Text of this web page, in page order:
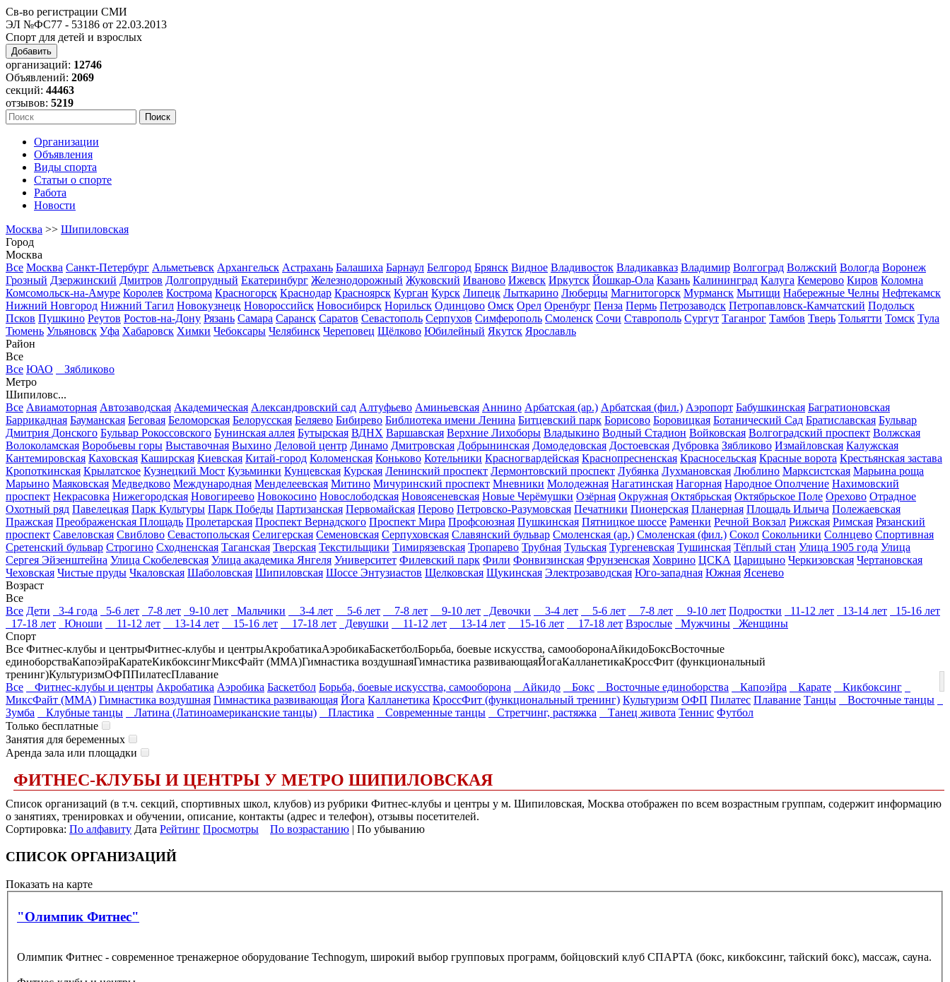
Св-во регистрации СМИ
ЭЛ №ФС77 - 53186 от 22.03.2013
Спорт для детей и взрослых
Добавить
организаций: 12746
Объявлений: 2069
секций: 44463
отзывов: 5219
Организации
Объявления
Виды спорта
Статьи о спорте
Работа
Новости
Москва >> Шипиловская
Город
Москва
Все Москва Санкт-Петербург Альметьевск Архангельск Астрахань Балашиха Барнаул Белгород Брянск Видное Владивосток Владикавказ Владимир Волгоград Волжский Вологда Воронеж
Грозный Дзержинский Дмитров Долгопрудный Екатеринбург Железнодорожный Жуковский Иваново Ижевск Иркутск Йошкар-Ола Казань Калининград Калуга Кемерово Киров Коломна
Комсомольск-на-Амуре Королев Кострома Красногорск Краснодар Красноярск Курган Курск Липецк Лыткарино Люберцы Магнитогорск Мурманск Мытищи Набережные Челны Нефтекамск
Нижний Новгород Нижний Тагил Новокузнецк Новороссийск Новосибирск Норильск Одинцово Омск Орел Оренбург Пенза Пермь Петрозаводск Петропавловск-Камчатский Подольск
Псков Пушкино Реутов Ростов-на-Дону Рязань Самара Саранск Саратов Севастополь Серпухов Симферополь Смоленск Сочи Ставрополь Сургут Таганрог Тамбов Тверь Тольятти Томск Тула
Тюмень Ульяновск Уфа Хабаровск Химки Чебоксары Челябинск Череповец Щёлково Юбилейный Якутск Ярославль
Район
Все
Все ЮАО
Зябликово
Метро
Шипиловс...
Все Авиамоторная Автозаводская Академическая Александровский сад Алтуфьево Аминьевская Аннино Арбатская (ар.) Арбатская (фил.) Аэропорт Бабушкинская Багратионовская
Баррикадная Бауманская Беговая Беломорская Белорусская Беляево Бибирево Библиотека имени Ленина Битцевский парк Борисово Боровицкая Ботанический Сад Братиславская Бульвар
Дмитрия Донского Бульвар Рокоссовского Бунинская аллея Бутырская ВДНХ Варшавская Верхние Лихоборы Владыкино Водный Стадион Войковская Волгоградский проспект Волжская
Волоколамская Воробьевы горы Выставочная Выхино Деловой центр Динамо Дмитровская Добрынинская Домодедовская Достоевская Дубровка Зябликово Измайловская Калужская
Кантемировская Каховская Каширская Киевская Китай-город Коломенская Коньково Котельники Красногвардейская Краснопресненская Красносельская Красные ворота Крестьянская застава
Кропоткинская Крылатское Кузнецкий Мост Кузьминки Кунцевская Курская Ленинский проспект Лермонтовский проспект Лубянка Лухмановская Люблино Марксистская Марьина роща
Марьино Маяковская Медведково Международная Менделеевская Митино Мичуринский проспект Мневники Молодежная Нагатинская Нагорная Народное Ополчение Нахимовский
проспект Некрасовка Нижегородская Новогиреево Новокосино Новослободская Новоясеневская Новые Черёмушки Озёрная Окружная Октябрьская Октябрьское Поле Орехово Отрадное
Охотный ряд Павелецкая Парк Культуры Парк Победы Партизанская Первомайская Перово Петровско-Разумовская Печатники Пионерская Планерная Площадь Ильича Полежаевская
Пражская Преображенская Площадь Пролетарская Проспект Вернадского Проспект Мира Профсоюзная Пушкинская Пятницкое шоссе Раменки Речной Вокзал Рижская Римская Рязанский
проспект Савеловская Свиблово Севастопольская Селигерская Семеновская Серпуховская Славянский бульвар Смоленская (ар.) Смоленская (фил.) Сокол Сокольники Солнцево Спортивная
Сретенский бульвар Строгино Сходненская Таганская Тверская Текстильщики Тимирязевская Тропарево Трубная Тульская Тургеневская Тушинская Тёплый стан Улица 1905 года Улица
Сергея Эйзенштейна Улица Скобелевская Улица академика Янгеля Университет Филевский парк Фили Фонвизинская Фрунзенская Ховрино ЦСКА Царицыно Черкизовская Чертановская
Чеховская Чистые пруды Чкаловская Шаболовская Шипиловская Шоссе Энтузиастов Щелковская Щукинская Электрозаводская Юго-западная Южная Ясенево
Возраст
Все
Все Дети 3-4 года 5-6 лет 7-8 лет 9-10 лет Мальчики 3-4 лет 5-6 лет 7-8 лет 9-10 лет Девочки 3-4 лет 5-6 лет 7-8 лет 9-10 лет Подростки 11-12 лет 13-14 лет
15-16 лет
17-18 лет
Юноши 11-12 лет 13-14 лет 15-16 лет 17-18 лет Девушки 11-12 лет 13-14 лет 15-16 лет 17-18 лет Взрослые Мужчины
Женщины
Спорт
Все Фитнес-клубы и центрыФитнес-клубы и центрыАкробатикаАэробикаБаскетболБорьба, боевые искусства, самооборонаАйкидоБоксВосточные
единоборстваКапоэйраКаратеКикбоксингМиксФайт (ММА)Гимнастика воздушнаяГимнастика развивающаяЙогаКалланетикаКроссФит (функциональный
тренинг)КультуризмОФППилатесПлавание
Все
Фитнес-клубы и центры Акробатика Аэробика Баскетбол Борьба, боевые искусства, самооборона Айкидо Бокс Восточные единоборства Капоэйра Карате
Кикбоксинг
МиксФайт (ММА) Гимнастика воздушная Гимнастика развивающая Йога Калланетика КроссФит (функциональный тренинг) Культуризм ОФП Пилатес Плавание Танцы
Восточные танцы
Зумба
Клубные танцы Латина (Латиноамериканские танцы) Пластика Современные танцы Стретчинг, растяжка Танец живота Теннис Футбол
Только бесплатные
Занятия для беременных
Аренда зала или площадки
ФИТНЕС-КЛУБЫ И ЦЕНТРЫ У МЕТРО ШИПИЛОВСКАЯ
Список организаций (в т.ч. секций, спортивных школ, клубов) из рубрики Фитнес-клубы и центры у м. Шипиловская, Москва отображен по всем возрастным группам, содержит информацию
о занятиях, тренировках и обучении, описание, контакты (адрес и телефон), отзывы посетителей.
Сортировка: По алфавиту Дата Рейтинг Просмотры По возрастанию | По убыванию
СПИСОК ОРГАНИЗАЦИЙ
Показать на карте
"Олимпик Фитнес"
Олимпик Фитнес - современное тренажерное оборудование Technogym, широкий выбор групповых программ, бойцовский клуб СПАРТА (бокс, кикбоксинг, тайский бокс), массаж, сауна.